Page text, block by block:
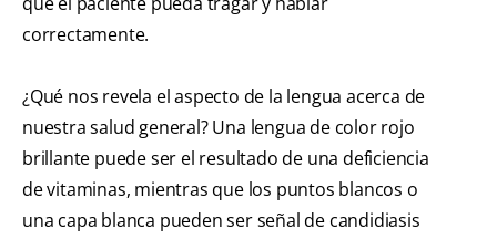
correctamente.
¿Qué nos revela el aspecto de la lengua acerca de
nuestra salud general? Una lengua de color rojo
brillante puede ser el resultado de una deficiencia
de vitaminas, mientras que los puntos blancos o
una capa blanca pueden ser señal de candidiasis